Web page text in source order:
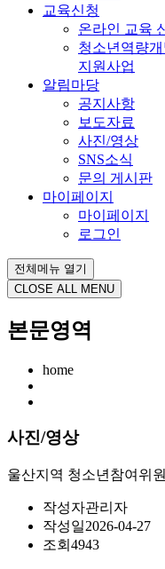
교육신청
온라인 교육
청소년역량
지원사업
알림마당
공지사항
보도자료
사진/영상
SNS소식
문의 게시판
마이페이지
마이페이지
로그인
전체메뉴 열기
CLOSE ALL MENU
본문영역
home
사진/영상
울산지역 청소년참여위
작성자관리자
작성일2026-04-27
조회 4943